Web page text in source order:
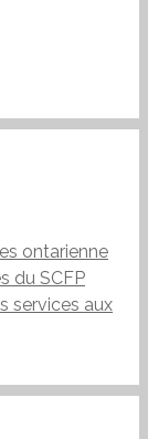
ontarienne
du SCFP
services aux